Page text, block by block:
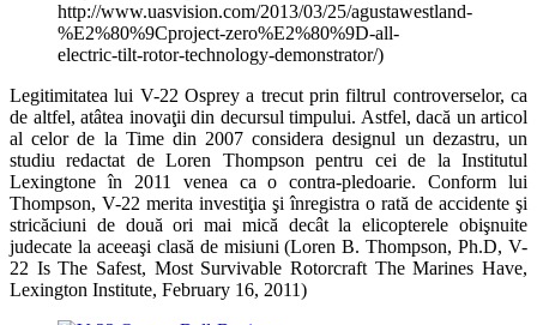
http://www.uasvision.com/2013/03/25/agustawestland-
%E2%80%9Cproject-zero%E2%80%9D-all-
electric-tilt-rotor-technology-demonstrator/)
Legitimitatea lui V-22 Osprey a trecut prin filtrul controverselor, ca
de altfel, atâtea inovaţii din decursul timpului. Astfel, dacă un articol
al celor de la Time din 2007 considera designul un dezastru, un
studiu redactat de Loren Thompson pentru cei de la Institutul
Lexingtone în 2011 venea ca o contra-pledoarie. Conform lui
Thompson, V-22 merita investiţia şi înregistra o rată de accidente şi
stricăciuni de două ori mai mică decât la elicopterele obişnuite
judecate la aceeaşi clasă de misiuni (Loren B. Thompson, Ph.D, V-
22 Is The Safest, Most Survivable Rotorcraft The Marines Have,
Lexington Institute, February 16, 2011)